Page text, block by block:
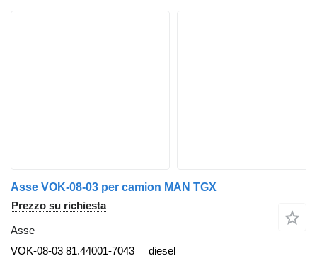
Asse VOK-08-03 per camion MAN TGX
Prezzo su richiesta
Asse
VOK-08-03 81.44001-7043
diesel